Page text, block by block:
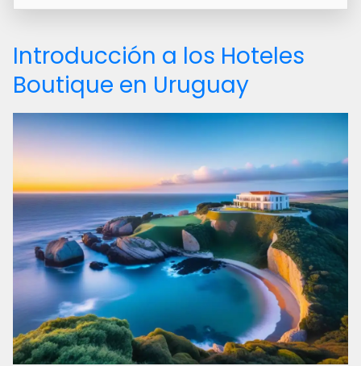
Introducción a los Hoteles
Boutique en Uruguay